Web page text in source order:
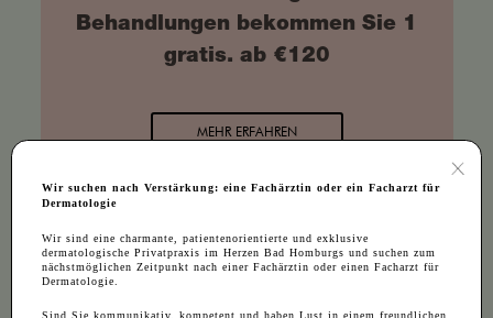
Behandlungen bekommen Sie 1
gratis. ab €120
MEHR ERFAHREN
ALLE PACKAGES ZEIGEN
Wir suchen nach Verstärkung: eine Fachärztin oder ein Facharzt für
Dermatologie
Wir sind eine charmante, patientenorientierte und exklusive
dermatologische Privatpraxis im Herzen Bad Homburgs und suchen zum
nächstmöglichen Zeitpunkt nach einer Fachärztin oder einen Facharzt für
Dermatologie.
Sind Sie kommunikativ, kompetent und haben Lust in einem freundlichen